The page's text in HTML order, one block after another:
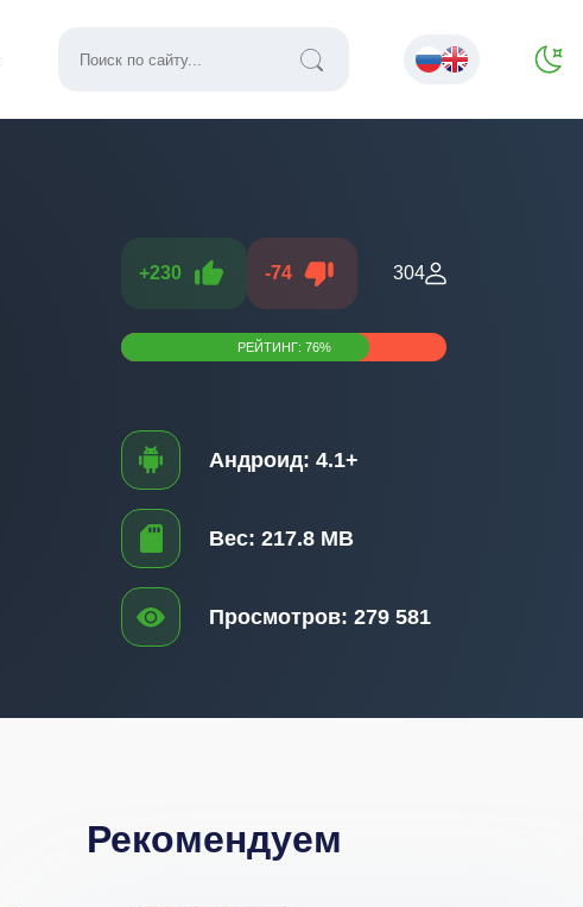
+230 -74 304
РЕЙТИНГ: 76%
Андроид: 4.1+
Вес: 217.8 MB
Просмотров: 279 581
Рекомендуем